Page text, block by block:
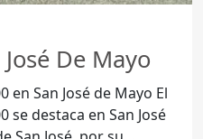
De Mayo
San José de Mayo El
se destaca en San José